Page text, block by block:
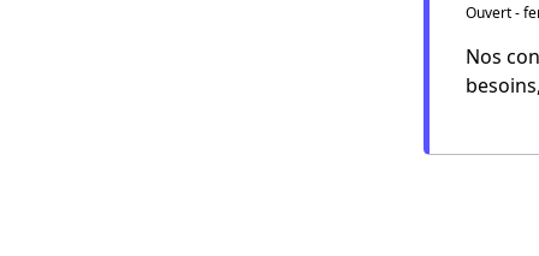
Ouvert -
Nos